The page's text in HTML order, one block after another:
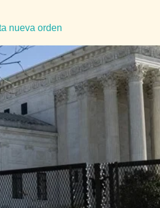
nueva orden